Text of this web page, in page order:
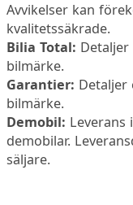
Avvikelser kan
kvalitetssäkrade.
Bilia Total:
bilmärke.
Garantier: Detaljer
bilmärke.
Demobil: Leverans
demobilar.
säljare.